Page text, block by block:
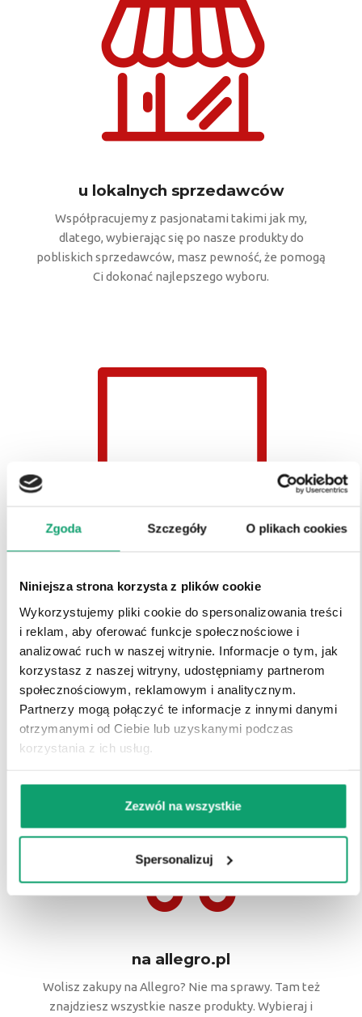
Zgoda Szczegóły O plikach cookies
Niniejsza strona korzysta z plików cookie
Wykorzystujemy pliki cookie do spersonalizowania treści
i reklam, aby oferować funkcje społecznościowe i
analizować ruch w naszej witrynie. Informacje o tym, jak
korzystasz z naszej witryny, udostępniamy partnerom
społecznościowym, reklamowym i analitycznym.
Partnerzy mogą połączyć te informacje z innymi danymi
otrzymanymi od Ciebie lub uzyskanymi podczas
korzystania z ich usług.
Zezwól na wszystkie
Spersonalizuj
u lokalnych sprzedawców
Współpracujemy z pasjonatami takimi jak my,
dlatego, wybierając się po nasze produkty do
pobliskich sprzedawców, masz pewność, że pomogą
Ci dokonać najlepszego wyboru.
Lubisz robić zakupy przez internet? Jesteśmy na to
przygotowani. Kliknij w link poniżej, a trafisz do
naszego sklepu online. Udanych zakupów.
PRZEJDZ DO SKLEPU
na allegro.pl
Wolisz zakupy na Allegro? Nie ma sprawy. Tam też
znajdziesz wszystkie nasze produkty. Wybieraj i